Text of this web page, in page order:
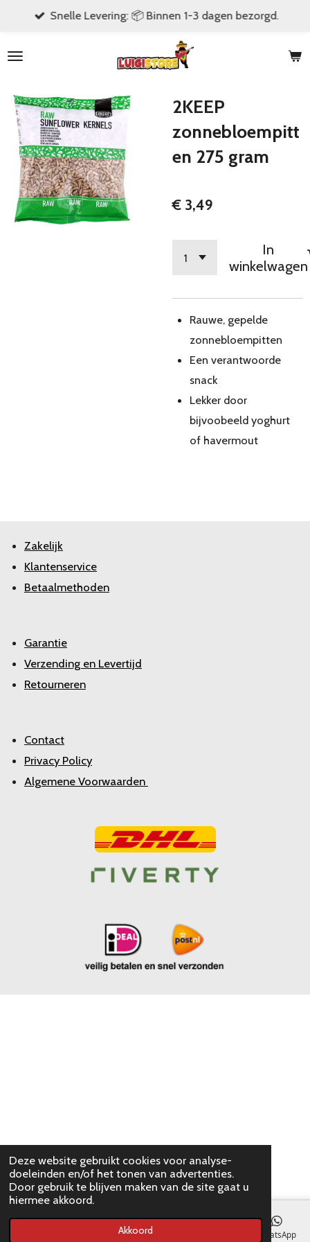
Deze website gebruikt cookies voor analyse-
doeleinden en/of het tonen van advertenties.
Door gebruik te blijven maken van de site gaat u
hiermee akkoord.
Akkoord
naar
hoofdinhoud
Snelle Levering: 📦 Binnen 1-3 dagen bezorgd.
2KEEP
zonnebloempitt
en 275 gram
€ 3,49
In
winkelwagen
Rauwe, gepelde
zonnebloempitten
Een verantwoorde
snack
Lekker door
bijvoobeeld yoghurt
of havermout
Zakelijk
Klantenservice
Betaalmethoden
Garantie
Verzending en Levertijd
Retourneren
Contact
Privacy Policy
Algemene Voorwaarden
E-mailadres WhatsApp